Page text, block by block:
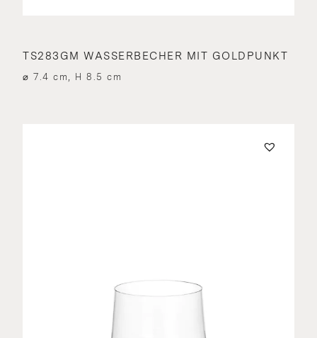
TS283GM WASSERBECHER MIT GOLDPUNKT
⌀ 7.4 cm, H 8.5 cm